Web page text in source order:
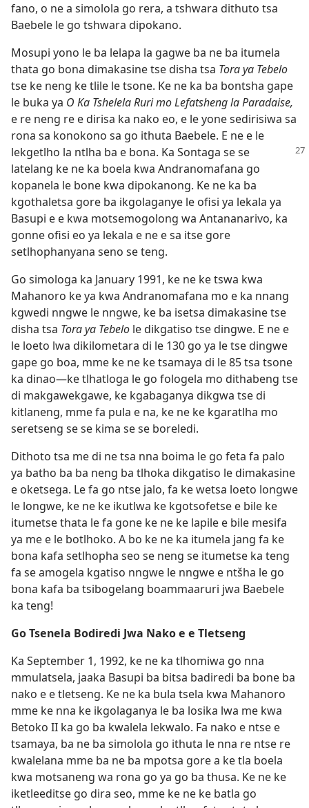
fano, o ne a simolola go rera, a tshwara dithuto tsa
Baebele le go tshwara dipokano.
Mosupi yono le ba lelapa la gagwe ba ne ba itumela
thata go bona dimakasine tse disha tsa Tora ya Tebelo
tse ke neng ke tlile le tsone. Ke ne ka ba bontsha gape
le buka ya O Ka Tshelela Ruri mo Lefatsheng la Paradaise,
e re neng re e dirisa ka nako eo, e le yone sedirisiwa sa
rona sa konokono sa go ithuta Baebele. E ne e le
lekgetlho la ntlha ba e bona. Ka Sontaga se se
latelang ke ne ka boela kwa Andranomafana go
kopanela le bone kwa dipokanong. Ke ne ka ba
kgothaletsa gore ba ikgolaganye le ofisi ya lekala ya
Basupi e e kwa motsemogolong wa Antananarivo, ka
gonne ofisi eo ya lekala e ne e sa itse gore
setlhophanyana seno se teng.
Go simologa ka January 1991, ke ne ke tswa kwa
Mahanoro ke ya kwa Andranomafana mo e ka nnang
kgwedi nngwe le nngwe, ke ba isetsa dimakasine tse
disha tsa Tora ya Tebelo le dikgatiso tse dingwe. E ne e
le loeto lwa dikilometara di le 130 go ya le tse dingwe
gape go boa, mme ke ne ke tsamaya di le 85 tsa tsone
ka dinao—ke tlhatloga le go fologela mo dithabeng tse
di makgawekgawe, ke kgabaganya dikgwa tse di
kitlaneng, mme fa pula e na, ke ne ke kgaratlha mo
seretseng se se kima se se boreledi.
Dithoto tsa me di ne tsa nna boima le go feta fa palo
ya batho ba ba neng ba tlhoka dikgatiso le dimakasine
e oketsega. Le fa go ntse jalo, fa ke wetsa loeto longwe
le longwe, ke ne ke ikutlwa ke kgotsofetse e bile ke
itumetse thata le fa gone ke ne ke lapile e bile mesifa
ya me e le botlhoko. A bo ke ne ka itumela jang fa ke
bona kafa setlhopha seo se neng se itumetse ka teng
fa se amogela kgatiso nngwe le nngwe e ntšha le go
bona kafa ba tsibogelang boammaaruri jwa Baebele
ka teng!
Go Tsenela Bodiredi Jwa Nako e e Tletseng
Ka September 1, 1992, ke ne ka tlhomiwa go nna
mmulatsela, jaaka Basupi ba bitsa badiredi ba bone ba
nako e e tletseng. Ke ne ka bula tsela kwa Mahanoro
mme ke nna ke ikgolaganya le ba losika lwa me kwa
Betoko II ka go ba kwalela lekwalo. Fa nako e ntse e
tsamaya, ba ne ba simolola go ithuta le nna re ntse re
kwalelana mme ba ne ba mpotsa gore a ke tla boela
kwa motsaneng wa rona go ya go ba thusa. Ke ne ke
iketleeditse go dira seo, mme ke ne ke batla go